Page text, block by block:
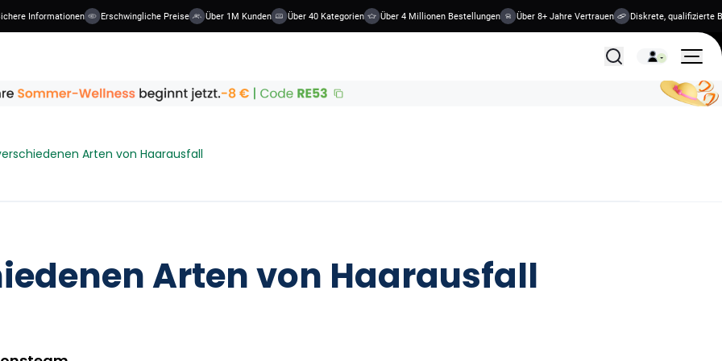
Informationen Erschwingliche Preise Über 1M Kunden Über 40 Kategorien Über 4 Millionen Bestellungen Über 8+ Jahre Vertrauen Diskrete, qualifizierte
Alle Behandlungen
Arten von Haarausfall
Arten von Haarausfall